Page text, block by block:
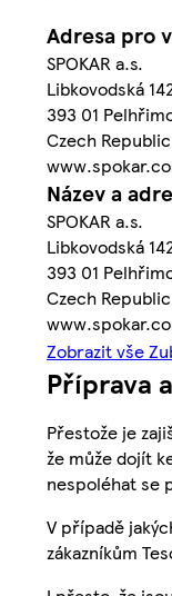
Adresa pro
SPOKAR a.s.
Libkovodská
393 01
Czech Republic
Název a
SPOKAR a.s.
Libkovodská
393 01
Czech Republic
Zobrazit vše
Příprava
Přestože je
že může dojít
nespoléhat se
V případě
zákazníkům